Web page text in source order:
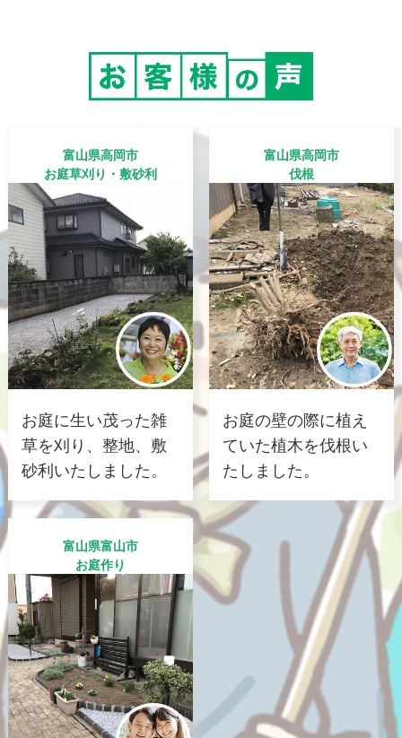
富山県高岡市
お庭草刈り・敷砂利
お庭に生い茂った雑
草を刈り、整地、敷
砂利いたしました。
富山県高岡市
伐根
お庭の壁の際に植え
ていた植木を伐根い
たしました。
富山県富山市
お庭作り